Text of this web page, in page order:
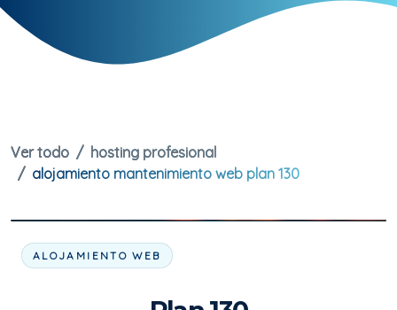
Ver todo
hosting profesional
alojamiento mantenimiento web plan 130
ALOJAMIENTO WEB